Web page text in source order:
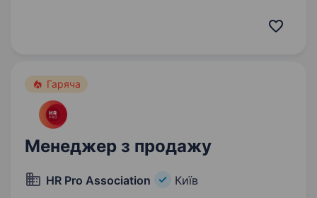
Гаряча
Менеджер з продажу
HR Pro Association Київ